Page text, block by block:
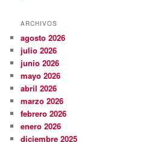
ARCHIVOS
agosto 2026
julio 2026
junio 2026
mayo 2026
abril 2026
marzo 2026
febrero 2026
enero 2026
diciembre 2025